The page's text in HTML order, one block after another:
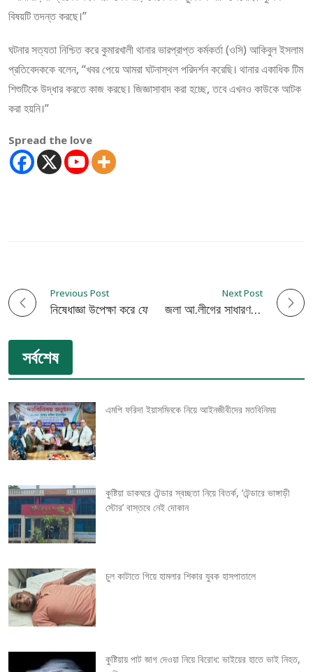
বিষয়টি তদন্ত করছে।”
ঘটনার সত্যতা নিশ্চিত করে কুমারখালী থানার ভারপ্রাপ্ত কর্মকর্তা (ওসি) আকিবুল ইসলাম
প্রতিবেদককে বলেন, “খবর পেয়ে আমরা ঘটনাস্থল পরিদর্শন করেছি। থানার একাধিক টিম
শিশুটিকে উদ্ধার করতে কাজ করছে। জিজ্ঞাসাবাদ করা হচ্ছে, তবে এখনও কাউকে আটক
করা হয়নি।”
Spread the love
P
o
t
n
a
v
i
a
t
i
Previous Post
নিষেধাজ্ঞা উপেক্ষা করে ফেস্টুন লাগালেন প্যানেল মেয়র
Next Post
এমপি আনার হত্যাকান্ডে জেলা আ.লীগের সাধারণ সম্পাদক মিন্টু আটক
সর্বশেষ
এমপি ফরিদা ইয়াসমিনকে নিয়ে আইনজীবীদের মতবিনিময়
কুষ্টিয়া ডাকঘরে টেন্ডার স্বচ্ছতা নিয়ে বিতর্ক, ‘টেন্ডারে ভাঙ্গাড়ী
স্টোর’ বাস্তবে নেই দোকান
চুল কাটাতে গিয়ে হামলার শিকার যুবক হাসপাতালে
কুষ্টিয়ায় পাট জাগ দেওয়া নিয়ে বিরোধ: ভাইয়ের হাতে ভাই নিহত,